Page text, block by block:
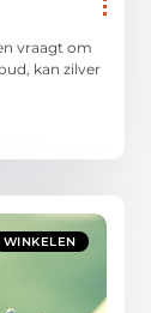
vraagt om
kan zilver
WINKELEN